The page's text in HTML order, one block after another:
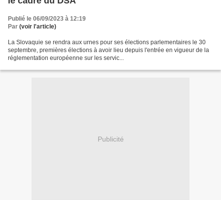
Publié le 06/09/2023 à 12:19
Par (voir l'article)
La Slovaquie se rendra aux urnes pour ses élections parlementaires le 30
septembre, premières élections à avoir lieu depuis l'entrée en vigueur de la
réglementation européenne sur les servic...
Publicité